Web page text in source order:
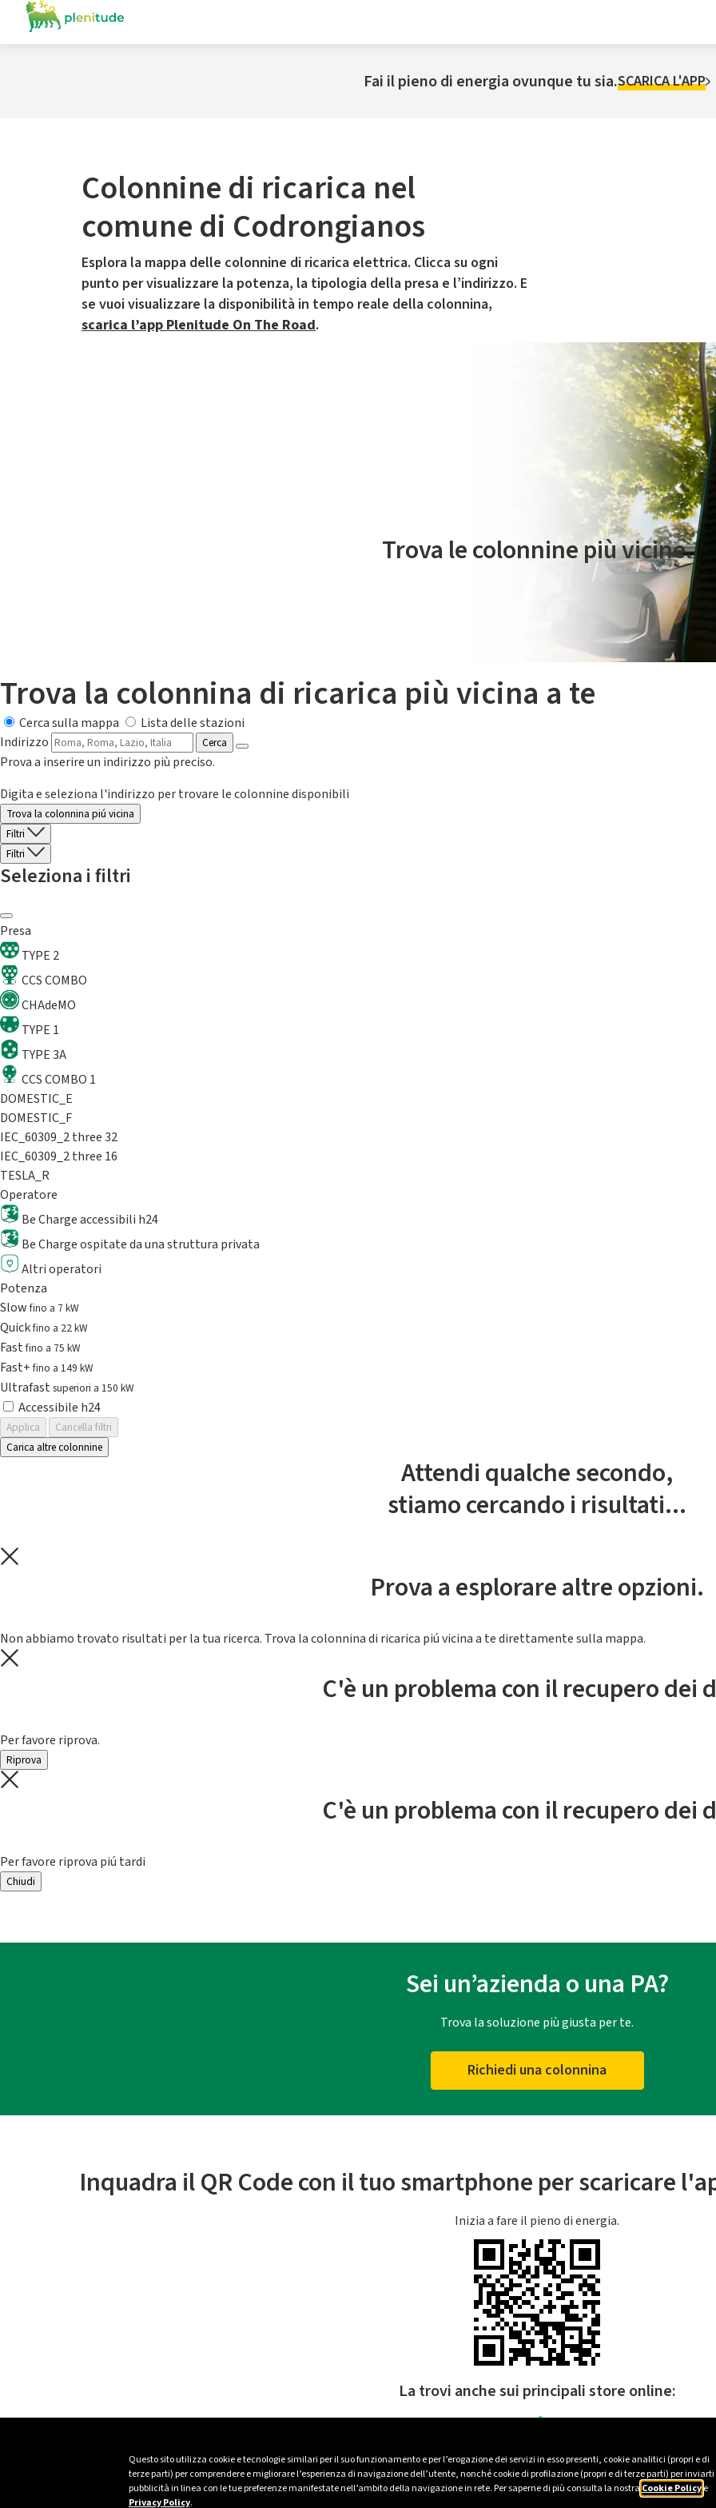
Questo sito utilizza cookie e tecnologie similari per il suo funzionamento e per l’erogazione dei servizi in esso presenti, cookie analitici (propri e di
terze parti) per comprendere e migliorare l’esperienza di navigazione dell’utente, nonché cookie di profilazione (propri e di terze parti) per inviarti
pubblicità in linea con le tue preferenze manifestate nell’ambito della navigazione in rete. Per saperne di più consulta la nostra Cookie Policye
Privacy Policy.
Fai il pieno di energia ovunque tu sia.SCARICA L'APP
Colonnine di ricarica nel
comune di Codrongianos
Esplora la mappa delle colonnine di ricarica elettrica. Clicca su ogni
punto per visualizzare la potenza, la tipologia della presa e l’indirizzo. E
se vuoi visualizzare la disponibilità in tempo reale della colonnina,
scarica l’app Plenitude On The Road.
Il servizio di mobilità elettrica è gestito da Plenitude On The Road
Trova le colonnine più vicine.
Trova la colonnina di ricarica più vicina a te
Cerca sulla mappa
Lista delle stazioni
Indirizzo
Cerca
Prova a inserire un indirizzo più preciso.
Digita e seleziona l'indirizzo per trovare le colonnine disponibili
Trova la colonnina piú vicina
Filtri
Filtri
Seleziona i filtri
Presa
TYPE 2
CCS COMBO
CHAdeMO
TYPE 1
TYPE 3A
CCS COMBO 1
DOMESTIC_E
DOMESTIC_F
IEC_60309_2 three 32
IEC_60309_2 three 16
TESLA_R
Operatore
Be Charge accessibili h24
Be Charge ospitate da una struttura privata
Altri operatori
Potenza
Slowfino a 7 kW
Quickfino a 22 kW
Fastfino a 75 kW
Fast+fino a 149 kW
Ultrafast superiori a 150 kW
Accessibile h24
Applica
Cancella filtri
Carica altre colonnine
Attendi qualche secondo,
stiamo cercando i risultati...
Prova a esplorare altre opzioni.
Non abbiamo trovato risultati per la tua ricerca. Trova la colonnina di ricarica piú vicina a te direttamente sulla mappa.
C'è un problema con il recupero dei
Per favore riprova.
Riprova
C'è un problema con il recupero dei
Per favore riprova piú tardi
Chiudi
Sei un’azienda o una PA?
Trova la soluzione più giusta per te.
Richiedi una colonnina
Inquadra il QR Code con il tuo smartphone per scaricare
Inizia a fare il pieno di energia.
La trovi anche sui principali store online: